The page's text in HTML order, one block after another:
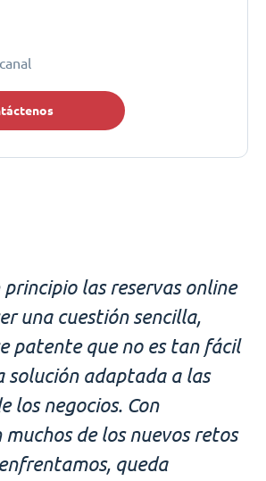
las reservas online
una cuestión sencilla,
patente que no es tan fácil
solución adaptada a las
los negocios. Con
muchos de los nuevos retos
queda